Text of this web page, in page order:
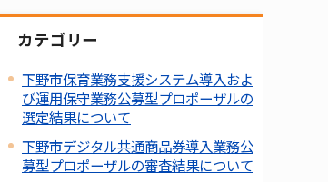
カテゴリー
下野市保育業務支援システム導入およ
び運用保守業務公募型プロポーザルの
選定結果について
下野市デジタル共通商品券導入業務公
募型プロポーザルの審査結果について